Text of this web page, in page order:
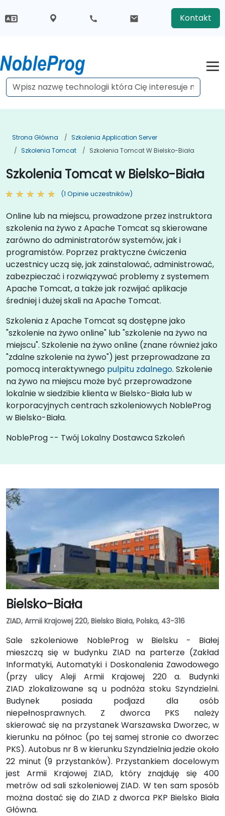
Kontakt
Strona Główna
Szkolenia Application Server
Szkolenia Tomcat
Szkolenia Tomcat W Bielsko-Biała
Szkolenia Tomcat w Bielsko-Biała
(1 Opinie uczestników)
Online lub na miejscu, prowadzone przez instruktora
szkolenia na żywo z Apache Tomcat są skierowane
zarówno do administratorów systemów, jak i
programistów. Poprzez praktyczne ćwiczenia
uczestnicy uczą się, jak zainstalować, administrować,
zabezpieczać i rozwiązywać problemy z systemem
Apache Tomcat, a także jak rozwijać aplikacje
średniej i dużej skali na Apache Tomcat.
Szkolenia z Apache Tomcat są dostępne jako
"szkolenie na żywo online" lub "szkolenie na żywo na
miejscu". Szkolenie na żywo online (znane również jako
"zdalne szkolenie na żywo") jest przeprowadzane za
pomocą interaktywnego pulpitu zdalnego. Szkolenie
na żywo na miejscu może być przeprowadzone
lokalnie w siedzibie klienta w Bielsko-Biała lub w
korporacyjnych centrach szkoleniowych NobleProg
w Bielsko-Biała.
NobleProg -- Twój Lokalny Dostawca Szkoleń
Bielsko-Biała
ZIAD, Armii Krajowej 220, Bielsko Biała, Polska, 43-316
Sale szkoleniowe NobleProg w Bielsku - Białej
mieszczą się w budynku ZIAD na parterze (Zakład
Informatyki, Automatyki i Doskonalenia Zawodowego
(przy ulicy Aleji Armii Krajowej 220 a. Budynki
ZIAD zlokalizowane są u podnóża stoku Szyndzielni.
Budynek posiada podjazd dla osób
niepełnosprawnych. Z dworca PKS należy
skierować się na przystanek Warszawska Dworzec, w
kierunku na północ (po tej samej stronie co dworzec
PKS). Autobus nr 8 w kierunku Szyndzielnia jedzie około
22 minut (9 przystanków). Przystankiem docelowym
jest Armii Krajowej ZIAD, który znajduję się 400
metrów od sali szkoleniowej ZIAD. W ten sam sposób
można dostać się do ZIAD z dworca PKP Bielsko Biała
Główna.